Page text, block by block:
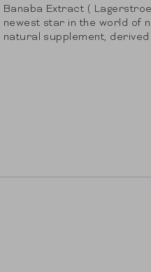
Banaba Extract (
newest star in the world of
natural supplement,